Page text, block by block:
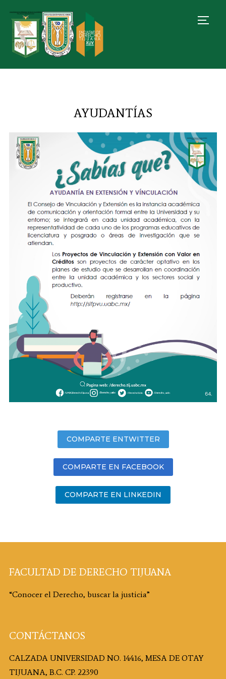
AYUDANTÍAS
COMPARTE ENTWITTER
COMPARTE EN FACEBOOK
COMPARTE EN LINKEDIN
FACULTAD DE DERECHO TIJUANA
“Conocer el Derecho, buscar la justicia”
CONTÁCTANOS
CALZADA UNIVERSIDAD NO. 14416, MESA DE OTAY
TIJUANA, B.C. CP. 22390